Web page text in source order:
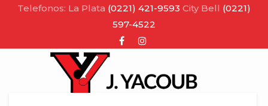
Telefonos: La Plata (0221) 421-9593 City Bell (0221)
597-4522
FacebookInstagram